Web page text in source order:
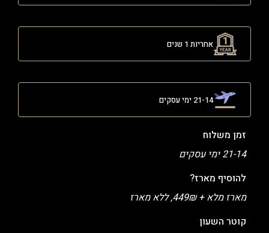
אחריות 1 שנים
21-14 ימי עסקים
זמן משלוח
21-14 ימי עסקים
להוסיף מארז?
מארז מלא + 449₪, ללא מארז
קוטר השעון